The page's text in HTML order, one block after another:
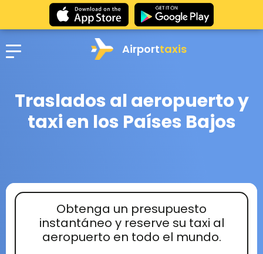
Airporttaxis
Traslados al aeropuerto y
taxi en los Países Bajos
Obtenga un presupuesto
instantáneo y reserve su taxi al
aeropuerto en todo el mundo.